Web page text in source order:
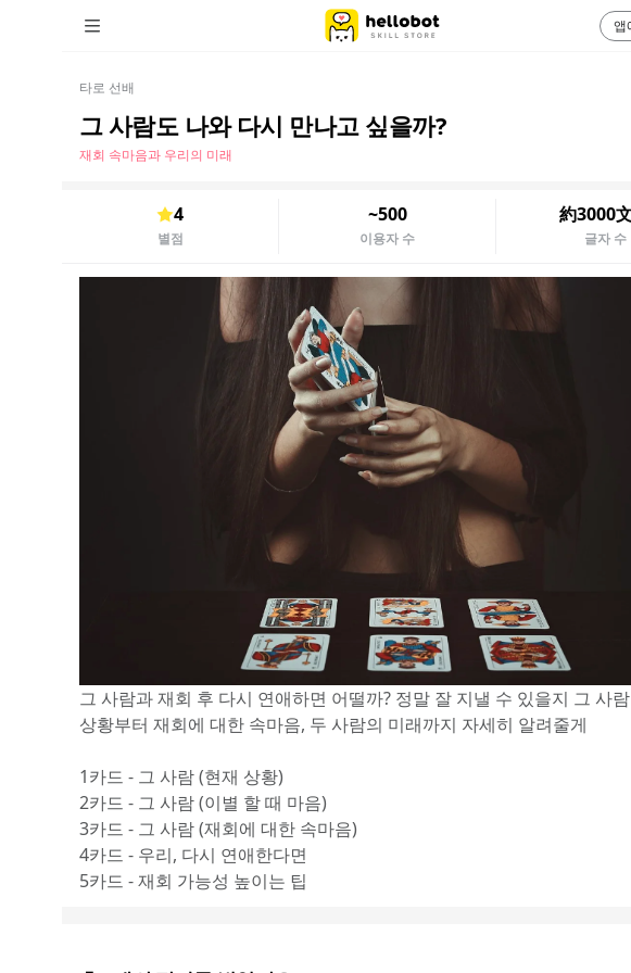
타로 선배
그 사람도 나와 다시 만나고 싶을까?
재회 속마음과 우리의 미래
4
별점
~500
이용자 수
約3000
글자 수
그 사람과 재회 후 다시 연애하면 어떨까? 정말 잘 지낼 수 있을지 그 사
상황부터 재회에 대한 속마음, 두 사람의 미래까지 자세히 알려줄게
1카드 - 그 사람 (현재 상황)
2카드 - 그 사람 (이별 할 때 마음)
3카드 - 그 사람 (재회에 대한 속마음)
4카드 - 우리, 다시 연애한다면
5카드 - 재회 가능성 높이는 팁
앱